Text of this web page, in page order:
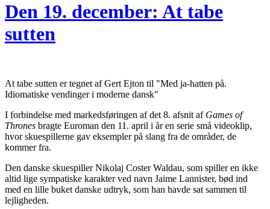
Den 19. december: At tabe
sutten
At tabe sutten er tegnet af Gert Ejton til "Med ja-hatten på.
Idiomatiske vendinger i moderne dansk"
I forbindelse med markedsføringen af det 8. afsnit af Games of
Thrones bragte Euroman den 11. april i år en serie små videoklip,
hvor skuespillerne gav eksempler på slang fra de områder, de
kommer fra.
Den danske skuespiller Nikolaj Coster Waldau, som spiller en ikke
altid lige sympatiske karakter ved navn Jaime Lannister, bød ind
med en lille buket danske udtryk, som han havde sat sammen til
lejligheden.